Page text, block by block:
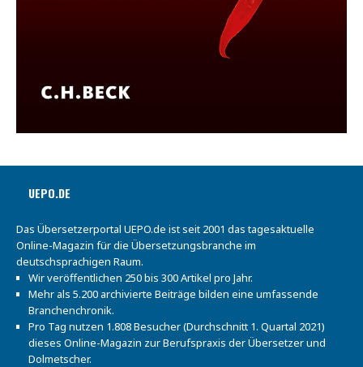
UEPO.DE
Das Übersetzerportal UEPO.de ist seit 2001 das tagesaktuelle
Online-Magazin für die Übersetzungsbranche im
deutschsprachigen Raum.
Wir veröffentlichen 250 bis 300 Artikel pro Jahr.
Mehr als 5.200 archivierte Beiträge bilden eine umfassende
Branchenchronik.
Pro Tag nutzen 1.808 Besucher (Durchschnitt 1. Quartal 2021)
dieses Online-Magazin zur Berufspraxis der Übersetzer und
Dolmetscher.